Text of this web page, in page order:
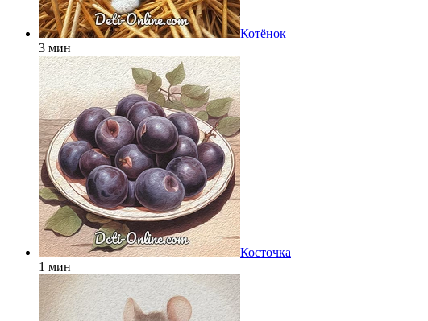
Котёнок
3 мин
Косточка
1 мин